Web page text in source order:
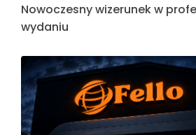
Nowoczesny wizerunek w
wydaniu